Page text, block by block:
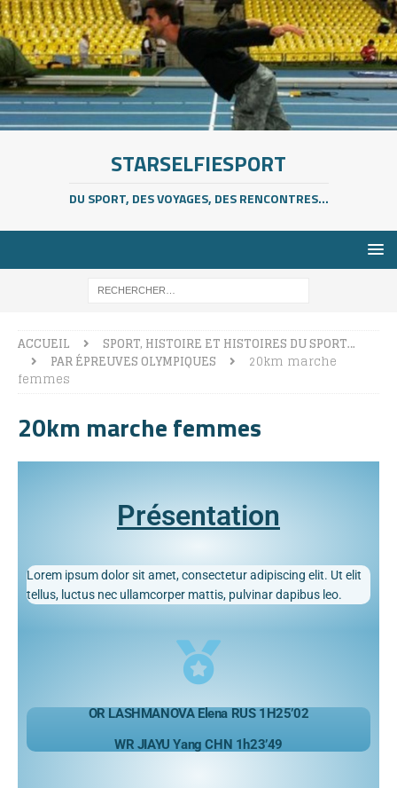
STARSELFIESPORT
DU SPORT, DES VOYAGES, DES RENCONTRES...
ACCUEIL
SPORT, HISTOIRE ET HISTOIRES DU SPORT…
PAR ÉPREUVES OLYMPIQUES
20km marche
femmes
20km marche femmes
Présentation
Lorem ipsum dolor sit amet, consectetur adipiscing elit. Ut elit
tellus, luctus nec ullamcorper mattis, pulvinar dapibus leo.
OR LASHMANOVA Elena RUS 1H25’02
WR JIAYU Yang CHN 1h23’49